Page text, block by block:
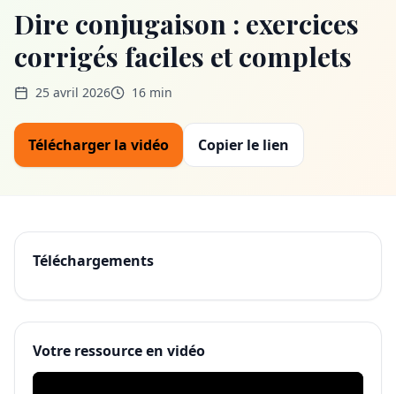
Dire conjugaison : exercices
corrigés faciles et complets
25 avril 2026 16 min
Télécharger la vidéo Copier le lien
Téléchargements
Votre ressource en vidéo